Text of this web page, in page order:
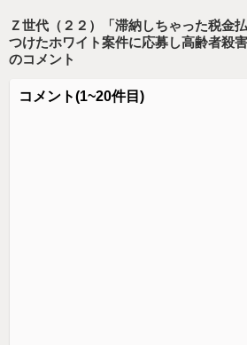
Ｚ世代（２２）「滞納しちゃった税
つけたホワイト案件に応募し高齢者殺
のコメント
コメント(1~20件目)